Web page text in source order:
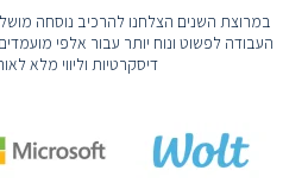
במרוצת השנים הצלחנו להרכיב נוסחה
העבודה לפשוט ונוח יותר עבור אלפי
דיסקרטיות וליווי מלא